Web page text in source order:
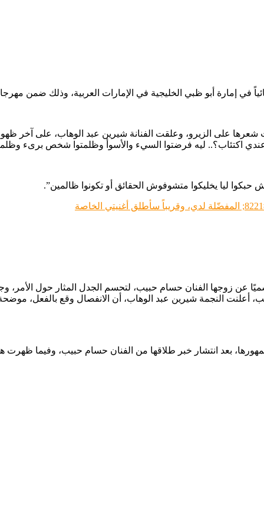
في إمارة أبو ظبي الخليجية في الإمارات العربية، ‏وذلك ضمن
على الزيرو، وعلقت الفنانة شيرين عبد الوهاب، على آخر ظهور
اكتئاب؟.. ليه فرضتوا السيء والأسوأ وظلمتوا شخص برىء
ليا يخليكوا متشوفوش الحقائق أو تكونوا ظالمين”.
عن زوجها الفنان حسام حبيب، لتحسم الجدل المثار حول الأمر،
أعلنت النجمة شيرين عبد الوهاب، أن الانفصال وقع بالفعل،
بعد انتشار خبر طلاقها من الفنان حسام حبيب، وفيما ظهرت